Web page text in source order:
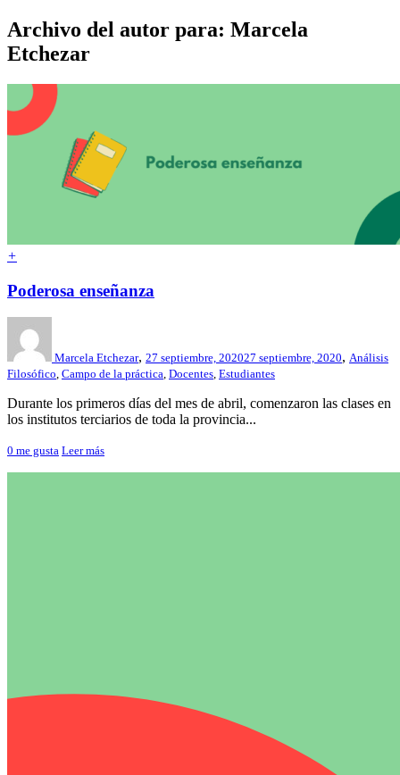
Archivo del autor para: Marcela
Etchezar
+
Poderosa enseñanza
Marcela Etchezar, 27 septiembre, 202027 septiembre, 2020, Análisis
Filosófico, Campo de la práctica, Docentes, Estudiantes
Durante los primeros días del mes de abril, comenzaron las clases en
los institutos terciarios de toda la provincia...
0 me gusta Leer más